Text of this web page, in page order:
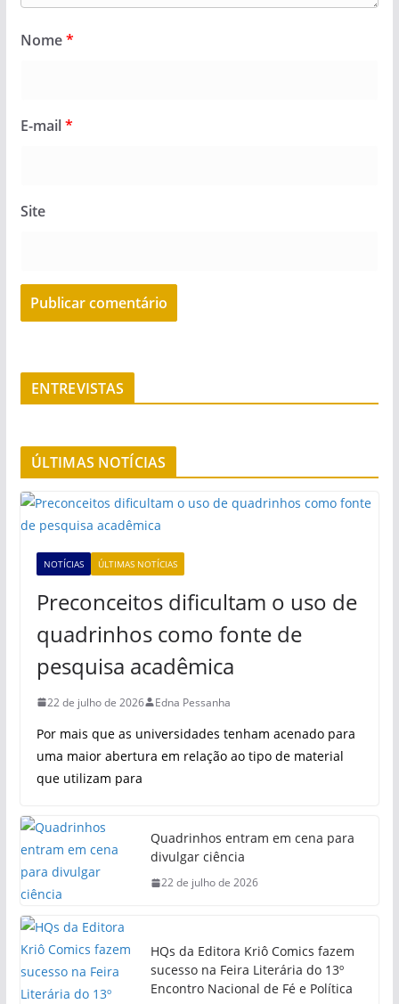
Nome*
E-mail*
Site
ENTREVISTAS
ÚLTIMAS NOTÍCIAS
NOTÍCIAS ÚLTIMAS NOTÍCIAS
Preconceitos dificultam o uso de
quadrinhos como fonte de
pesquisa acadêmica
22 de julho de 2026 Edna Pessanha
Por mais que as universidades tenham acenado para
uma maior abertura em relação ao tipo de material
que utilizam para
Quadrinhos entram em cena para
divulgar ciência
22 de julho de 2026
HQs da Editora Kriô Comics fazem
sucesso na Feira Literária do 13º
Encontro Nacional de Fé e Política